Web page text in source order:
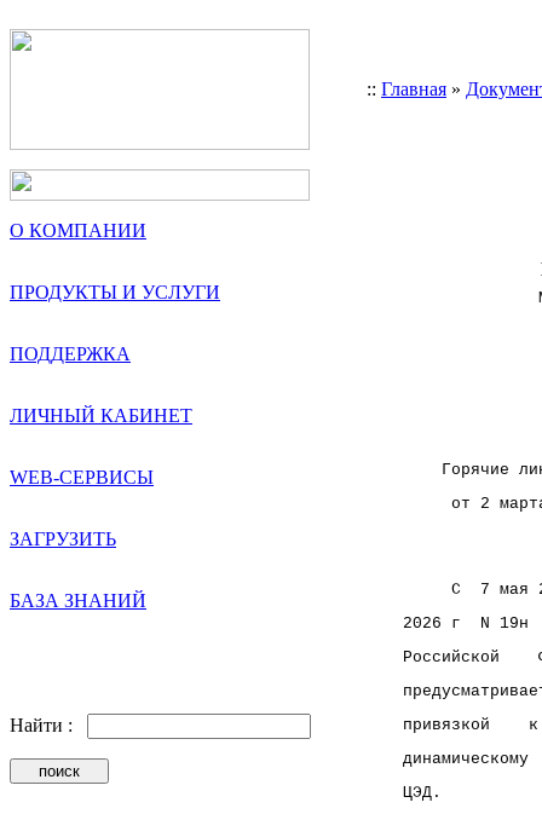
:: Главная »
О КОМПАНИИ
ПРОДУКТЫ И УСЛУГИ
ПОДДЕРЖКА
ЛИЧНЫЙ КАБИНЕТ
WEB-СЕРВИСЫ
ЗАГРУЗИТЬ
БАЗА ЗНАНИЙ
Найти :
Горячие
от 2 марта
С  7 мая
2026 г  N 19н
Российской
привязкой
динамическому
ЦЭД.